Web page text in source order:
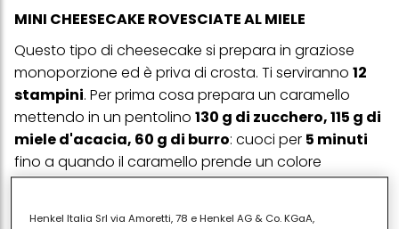
MINI CHEESECAKE ROVESCIATE AL MIELE
Questo tipo di cheesecake si prepara in graziose
monoporzione ed è priva di crosta. Ti serviranno 12
stampini. Per prima cosa prepara un caramello
mettendo in un pentolino 130 g di zucchero, 115 g di
miele d'acacia, 60 g di burro: cuoci per 5 minuti
fino a quando il caramello prende un colore
ambrato e- se hai un termometro – arriva a 150°C.
Henkel Italia Srl via Amoretti, 78 e Henkel AG & Co. KGaA,